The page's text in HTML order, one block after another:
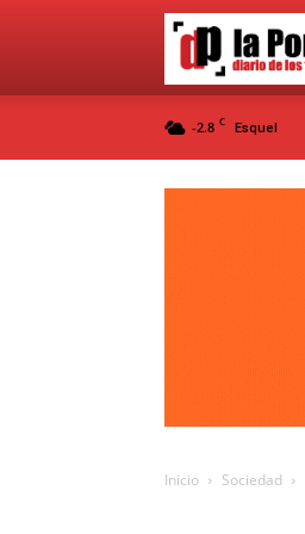
-2.8 C Esquel
Inicio Sociedad